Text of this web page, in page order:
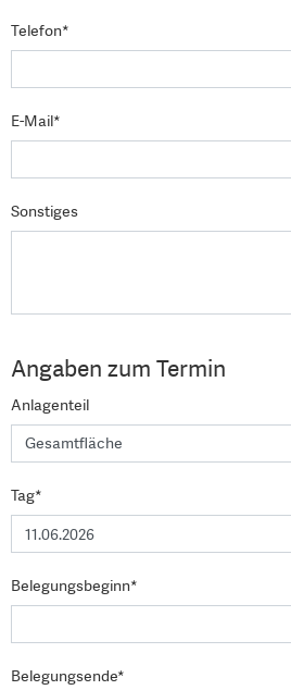
Telefon*
E-Mail*
Sonstiges
Angaben zum Termin
Anlagenteil
Tag*
Belegungsbeginn*
Belegungsende*